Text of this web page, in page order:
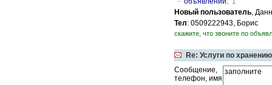
Новый пользователь,
Тел: 0509222943, Борис
скажите, что звоните по
Re: Услуги по хранению
Сообщение,
телефон, имя